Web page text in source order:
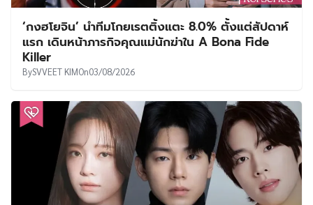
‘กงฮโยจิน’ นำทีมโกยเรตติ้งแตะ 8.0% ตั้งแต่สัปดาห์
แรก เดินหน้าภารกิจคุณแม่นักฆ่าใน A Bona Fide
Killer
BySVVEET KIMOn03/08/2026